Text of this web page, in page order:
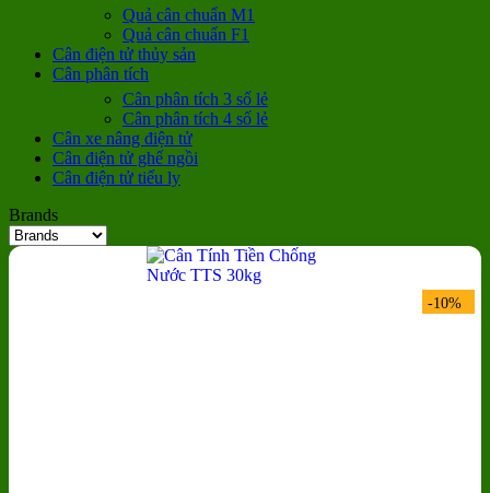
Quả cân chuẩn M1
Quả cân chuẩn F1
Cân điện tử thủy sản
Cân phân tích
Cân phân tích 3 số lẻ
Cân phân tích 4 số lẻ
Cân xe nâng điện tử
Cân điện tử ghế ngồi
Cân điện tử tiểu ly
Brands
-10%